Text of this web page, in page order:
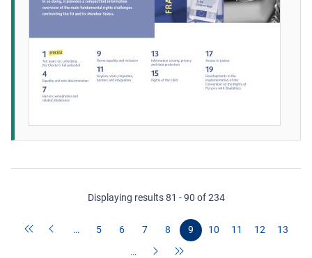
Displaying results 81 - 90 of 234
… 5 6 7 8 9 10 11 12
13
…